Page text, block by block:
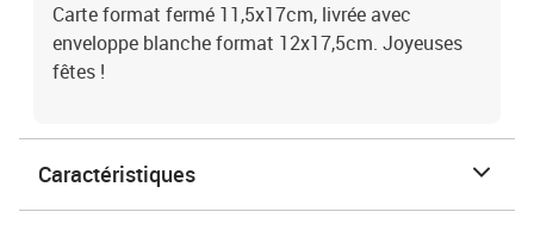
Carte format fermé 11,5x17cm, livrée avec
enveloppe blanche format 12x17,5cm. Joyeuses
fêtes !
Caractéristiques